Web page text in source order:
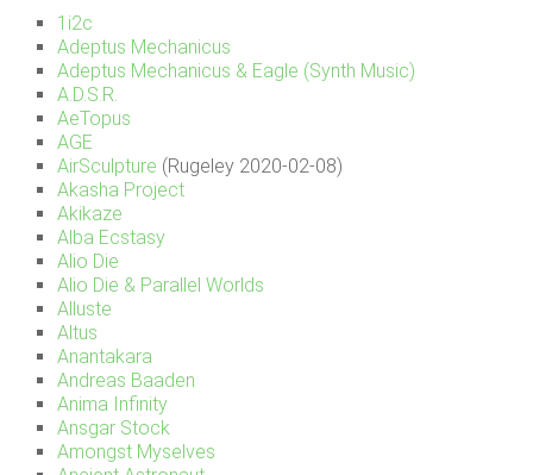
Elektronische
Musik
1i2c
Adeptus Mechanicus
Adeptus Mechanicus & Eagle (Synth Music)
A.D.S.R.
AeTopus
AGE
AirSculpture (Rugeley 2020-02-08)
Akasha Project
Akikaze
Alba Ecstasy
Alio Die
Alio Die & Parallel Worlds
Alluste
Altus
Anantakara
Andreas Baaden
Anima Infinity
Ansgar Stock
Amongst Myselves